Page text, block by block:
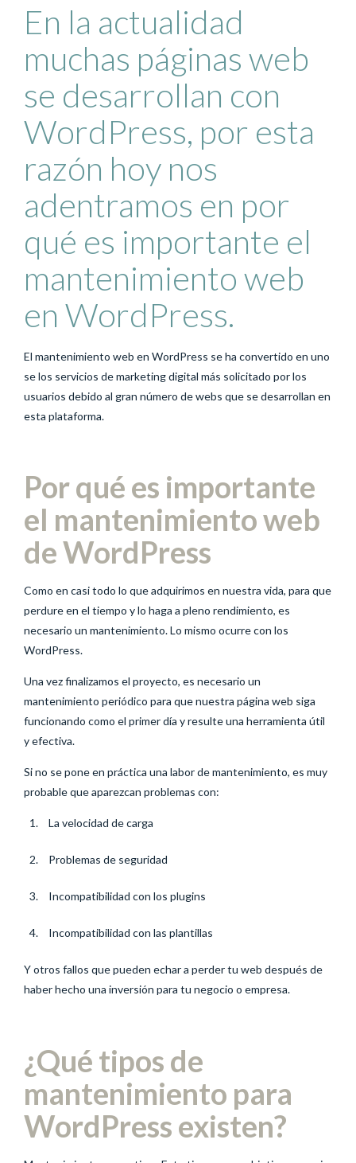
En la actualidad
muchas páginas web
se desarrollan con
WordPress, por esta
razón hoy nos
adentramos en por
qué es importante el
mantenimiento web
en WordPress.
El mantenimiento web en WordPress se ha convertido en uno
se los servicios de marketing digital más solicitado por los
usuarios debido al gran número de webs que se desarrollan en
esta plataforma.
Por qué es importante
el mantenimiento web
de WordPress
Como en casi todo lo que adquirimos en nuestra vida, para que
perdure en el tiempo y lo haga a pleno rendimiento, es
necesario un mantenimiento. Lo mismo ocurre con los
WordPress.
Una vez finalizamos el proyecto, es necesario un
mantenimiento periódico para que nuestra página web siga
funcionando como el primer día y resulte una herramienta útil
y efectiva.
Si no se pone en práctica una labor de mantenimiento, es muy
probable que aparezcan problemas con:
La velocidad de carga
Problemas de seguridad
Incompatibilidad con los plugins
Incompatibilidad con las plantillas
Y otros fallos que pueden echar a perder tu web después de
haber hecho una inversión para tu negocio o empresa.
¿Qué tipos de
mantenimiento para
WordPress existen?